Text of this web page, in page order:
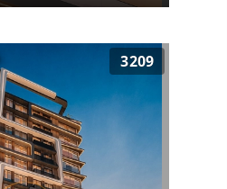
3209